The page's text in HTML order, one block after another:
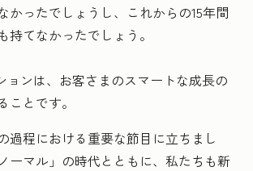
かったでしょうし、これからの15年間
持てなかったでしょう。
ョンは、お客さまのスマートな成長の
ことです。
過程における重要な節目に立ちまし
ーマル」の時代とともに、私たちも新